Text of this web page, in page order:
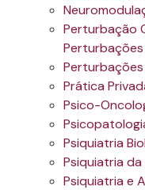
Perturbação
Perturbações
Prática
Psico-
Psiquiatria
Psiquiatria
Psiquiatria e